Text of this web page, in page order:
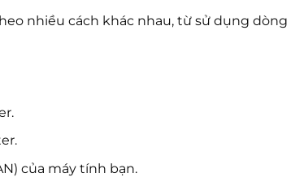
nhiều cách khác nhau, từ sử dụng dòng
của máy tính bạn.